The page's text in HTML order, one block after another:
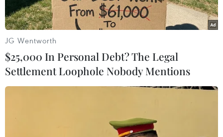
#Khoa học
JG Wentworth
$25,000 In Personal Debt? The Legal
Settlement Loophole Nobody Mentions